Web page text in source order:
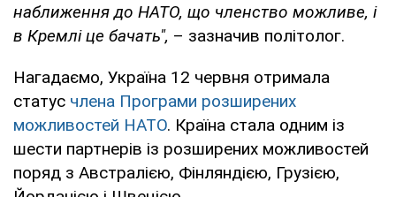
наближення до НАТО, що членство можливе, і
в Кремлі це бачать", – зазначив політолог.
Нагадаємо, Україна 12 червня отримала
статус члена Програми розширених
можливостей НАТО. Країна стала одним із
шести партнерів із розширених можливостей
поряд з Австралією, Фінляндією, Грузією,